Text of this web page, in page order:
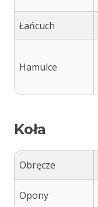
Łańcuch
Hamulce
Koła
Obręcze
Opony